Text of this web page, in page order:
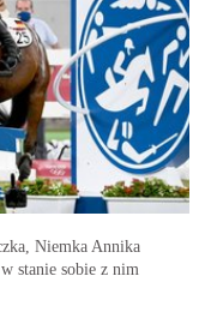
Niemka Annika
stanie sobie z nim